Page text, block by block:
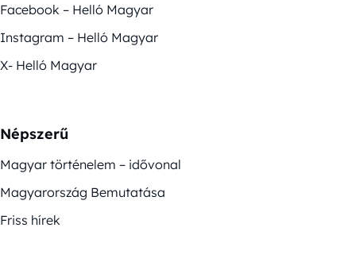
Facebook – Helló Magyar
Instagram – Helló Magyar
X- Helló Magyar
Népszerű
Magyar történelem – idővonal
Magyarország Bemutatása
Friss hírek